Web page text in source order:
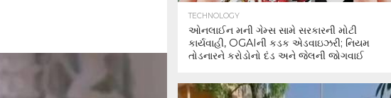
TECHNOLOGY
ઓનલાઈન મની ગેમ્સ સામે સરકારની મોટી
કાર્યવાહી, OGAIની કડક એડવાઇઝરી; નિયમ
તોડનારને કરોડોનો દંડ અને જેલની જોગવાઈ